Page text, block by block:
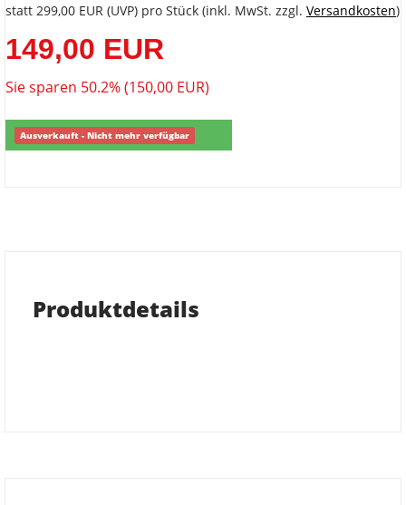
statt 299,00 EUR (UVP) pro Stück (inkl. MwSt. zzgl. Versandkosten)
149,00 EUR
Sie sparen 50.2% (150,00 EUR)
Ausverkauft - Nicht mehr verfügbar
Produktdetails